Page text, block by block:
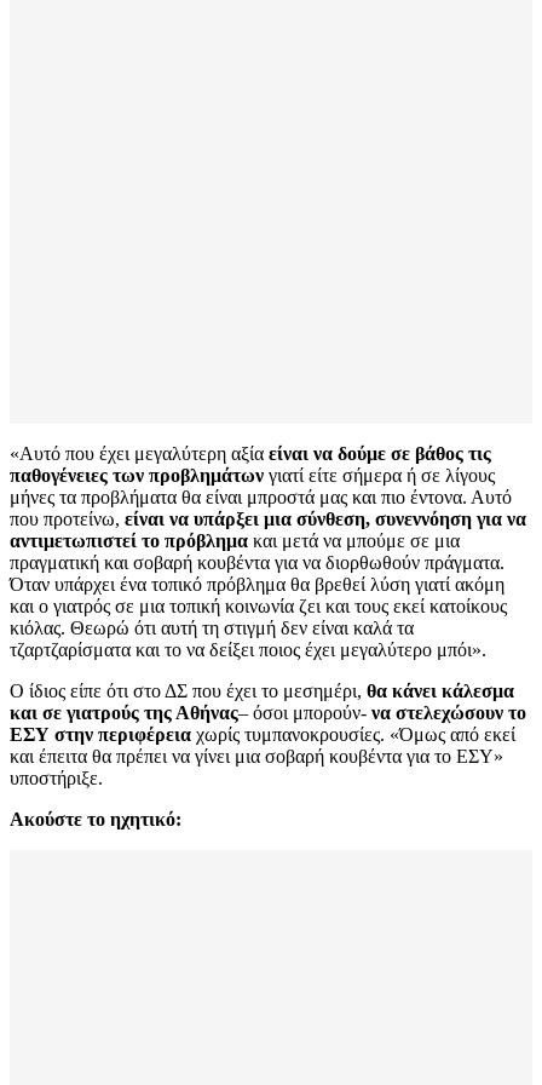
«Αυτό που έχει μεγαλύτερη αξία είναι να δούμε σε βάθος τις
παθογένειες των προβλημάτων γιατί είτε σήμερα ή σε λίγους
μήνες τα προβλήματα θα είναι μπροστά μας και πιο έντονα. Αυτό
που προτείνω, είναι να υπάρξει μια σύνθεση, συνεννόηση για να
αντιμετωπιστεί το πρόβλημα και μετά να μπούμε σε μια
πραγματική και σοβαρή κουβέντα για να διορθωθούν πράγματα.
Όταν υπάρχει ένα τοπικό πρόβλημα θα βρεθεί λύση γιατί ακόμη
και ο γιατρός σε μια τοπική κοινωνία ζει και τους εκεί κατοίκους
κιόλας. Θεωρώ ότι αυτή τη στιγμή δεν είναι καλά τα
τζαρτζαρίσματα και το να δείξει ποιος έχει μεγαλύτερο μπόι».
Ο ίδιος είπε ότι στο ΔΣ που έχει το μεσημέρι, θα κάνει κάλεσμα
και σε γιατρούς της Αθήνας– όσοι μπορούν- να στελεχώσουν το
ΕΣΥ στην περιφέρεια χωρίς τυμπανοκρουσίες. «Όμως από εκεί
και έπειτα θα πρέπει να γίνει μια σοβαρή κουβέντα για το ΕΣΥ»
υποστήριξε.
Ακούστε το ηχητικό: